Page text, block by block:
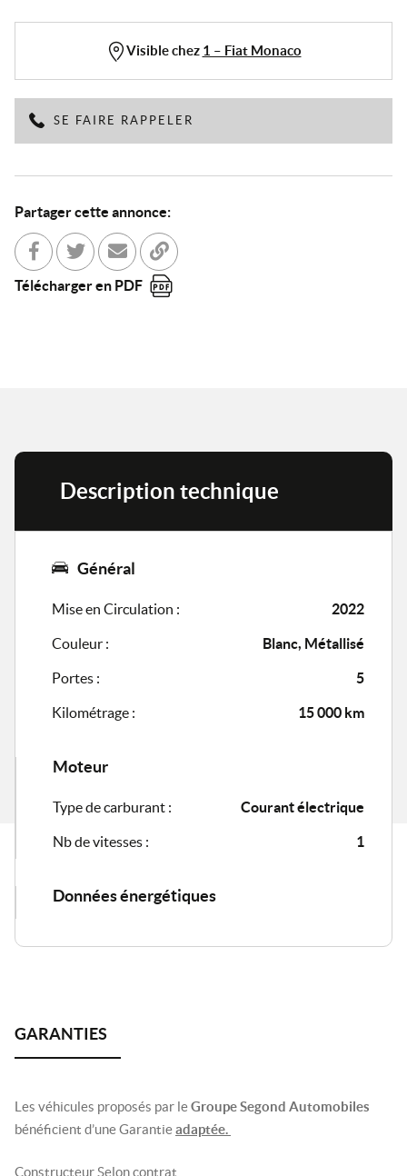
Visible chez 1 – Fiat Monaco
SE FAIRE RAPPELER
Partager cette annonce:
Partager sur Facebook
Partager sur Twitter
Envoyer à un ami
Copier dans le bloc-note
Télécharger en PDF
Description technique
Général
Mise en Circulation : 2022
Couleur : Blanc, Métallisé
Portes : 5
Kilométrage : 15 000 km
Moteur
Type de carburant : Courant électrique
Nb de vitesses : 1
Données énergétiques
Les véhicules proposés par leGroupe Segond Automobiles
bénéficient d’une Garantieadaptée.
Constructeur Selon contrat